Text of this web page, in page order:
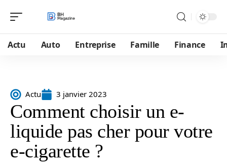
Actu Auto Entreprise Famille Finance
Actu 3 janvier 2023
Comment choisir un e-
liquide pas cher pour votre
e-cigarette ?